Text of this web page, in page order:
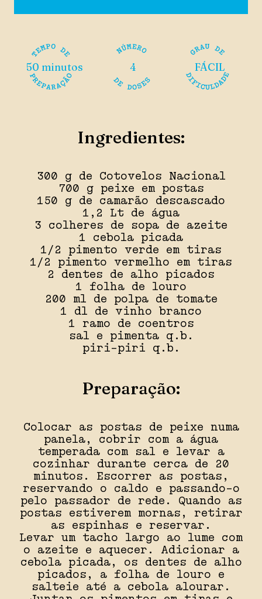
50 minutos 4 FÁCIL
Ingredientes:
300 g de Cotovelos Nacional
700 g peixe em postas
150 g de camarão descascado
1,2 Lt de água
3 colheres de sopa de azeite
1 cebola picada
1/2 pimento verde em tiras
1/2 pimento vermelho em tiras
2 dentes de alho picados
1 folha de louro
200 ml de polpa de tomate
1 dl de vinho branco
1 ramo de coentros
sal e pimenta q.b.
piri-piri q.b.
Preparação:
Colocar as postas de peixe numa
panela, cobrir com a água
temperada com sal e levar a
cozinhar durante cerca de 20
minutos. Escorrer as postas,
reservando o caldo e passando-o
pelo passador de rede. Quando as
postas estiverem mornas, retirar
as espinhas e reservar.
Levar um tacho largo ao lume com
o azeite e aquecer. Adicionar a
cebola picada, os dentes de alho
picados, a folha de louro e
salteie até a cebola alourar.